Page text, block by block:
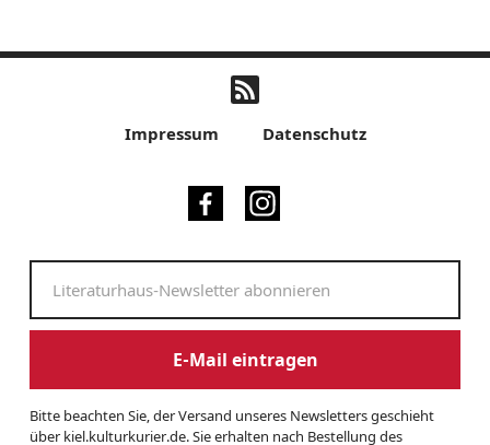
Impressum Datenschutz
E-Mail eintragen
Bitte beachten Sie, der Versand unseres Newsletters geschieht
über kiel.kulturkurier.de. Sie erhalten nach Bestellung des